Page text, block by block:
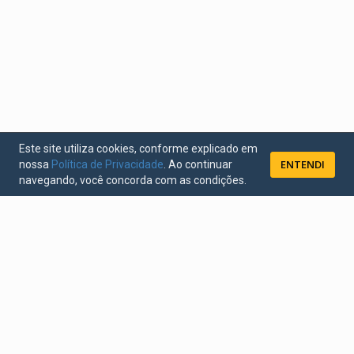
Este site utiliza cookies, conforme explicado em
nossa Política de Privacidade . Ao continuar
navegando, você concorda com as condições.
ENTENDI